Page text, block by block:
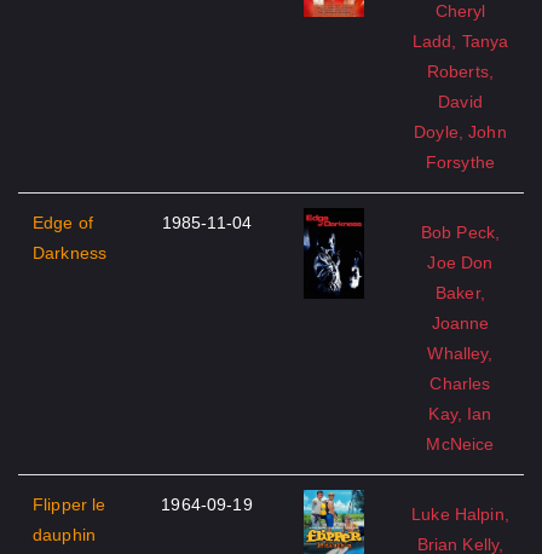
Cheryl
Ladd, Tanya
Roberts,
David
Doyle, John
Forsythe
Edge of
Darkness
1985-11-04
Bob Peck,
Joe Don
Baker,
Joanne
Whalley,
Charles
Kay, Ian
McNeice
Flipper le
dauphin
1964-09-19
Luke Halpin,
Brian Kelly,